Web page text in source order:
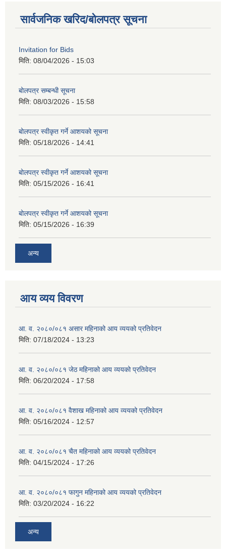
सार्वजनिक खरिद/बोलपत्र सूचना
Invitation for Bids
मिति: 08/04/2026 - 15:03
बोलपत्र सम्बन्धी सूचना
मिति: 08/03/2026 - 15:58
बोलपत्र स्वीकृत गर्ने आशयको सूचना
मिति: 05/18/2026 - 14:41
बोलपत्र स्वीकृत गर्ने आशयको सूचना
मिति: 05/15/2026 - 16:41
बोलपत्र स्वीकृत गर्ने आशयको सूचना
मिति: 05/15/2026 - 16:39
अन्य
आय व्यय विवरण
आ. व. २०८०/०८१ असार महिनाको आय व्ययको प्रतिवेदन
मिति: 07/18/2024 - 13:23
आ. व. २०८०/०८१ जेठ महिनाको आय व्ययको प्रतिवेदन
मिति: 06/20/2024 - 17:58
आ. व. २०८०/०८१ वैशाख महिनाको आय व्ययको प्रतिवेदन
मिति: 05/16/2024 - 12:57
आ. व. २०८०/०८१ चैत महिनाको आय व्ययको प्रतिवेदन
मिति: 04/15/2024 - 17:26
आ. व. २०८०/०८१ फागुन महिनाको आय व्ययको प्रतिवेदन
मिति: 03/20/2024 - 16:22
अन्य